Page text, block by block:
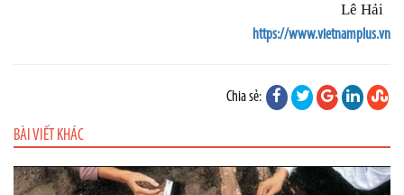
Lê Hải
https://www.vietnamplus.vn
Chia sẻ:
BÀI VIẾT KHÁC